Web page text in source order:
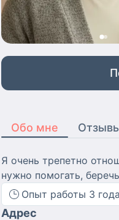
Обо мне
Я очень трепетно
нужно помогать,
Опыт работы 3 года
Адрес